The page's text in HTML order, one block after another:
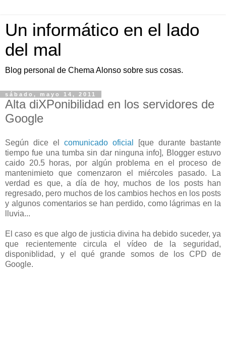
Un informático en el lado
del mal
Blog personal de Chema Alonso sobre sus cosas.
sábado, mayo 14, 2011
Alta diXPonibilidad en los servidores de
Google
Según dice el comunicado oficial
[que durante bastante
tiempo fue una tumba sin dar ninguna info], Blogger estuvo
caido 20.5 horas, por algún problema en el proceso de
mantenimieto que comenzaron el miércoles pasado. La
verdad es que, a día de hoy, muchos de los posts han
regresado, pero muchos de los cambios hechos en los posts
y algunos comentarios se han perdido, como lágrimas en la
lluvia...
El caso es que algo de justicia divina ha debido suceder, ya
que recientemente circula el vídeo de la seguridad,
disponiblidad, y el qué grande somos de los CPD de
Google.